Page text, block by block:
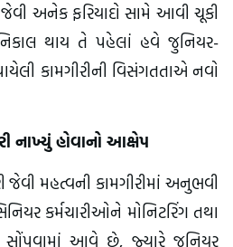
અનેક ફરિયાદો સામે આવી ચૂકી
થાય તે પહેલાં હવે જુનિયર-
કામગીરીની વિસંગતતાએ નવો
નાખ્યું હોવાનો આક્ષેપ
જેવી મહત્વની કામગીરીમાં અનુભવી
કર્મચારીઓને મોનિટરિંગ તથા
સોંપવામાં આવે છે, જ્યારે જુનિયર